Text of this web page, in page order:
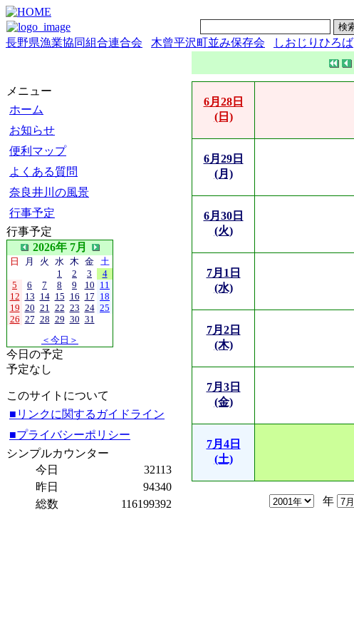
長野県漁業協同組合連合会 木曾平沢町並み保存会 しおじりひろば
メニュー
ホーム
お知らせ
便利マップ
よくある質問
奈良井川の風景
行事予定
行事予定
2026年 7月
日 月 火 水 木 金 土
1
2 3
4
5
6 7 8 9 10 11
12 13 14 15 16 17 18
19 20 21 22 23 24 25
26 27 28 29 30 31
＜今日＞
今日の予定
予定なし
このサイトについて
■リンクに関するガイドライン
■プライバシーポリシー
シンプルカウンター
今日
32113
昨日
94340
総数
116199392
6月28日
(日)
6月29日
(月)
6月30日
(火)
7月1日
(水)
7月2日
(木)
7月3日
(金)
7月4日
(土)
年